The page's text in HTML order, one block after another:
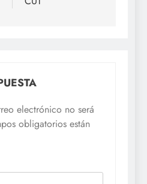
electrónico no será
obligatorios están